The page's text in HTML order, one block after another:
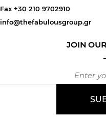
Fax +30 210 9702910
info@thefabulousgroup.gr
JOIN